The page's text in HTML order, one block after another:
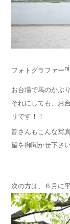
フォトグラファー
お台場で馬のかぶ
それにしても、お
リです！！
皆さんもこんな写
望を御聞かせ下さい
次の方は、６月に